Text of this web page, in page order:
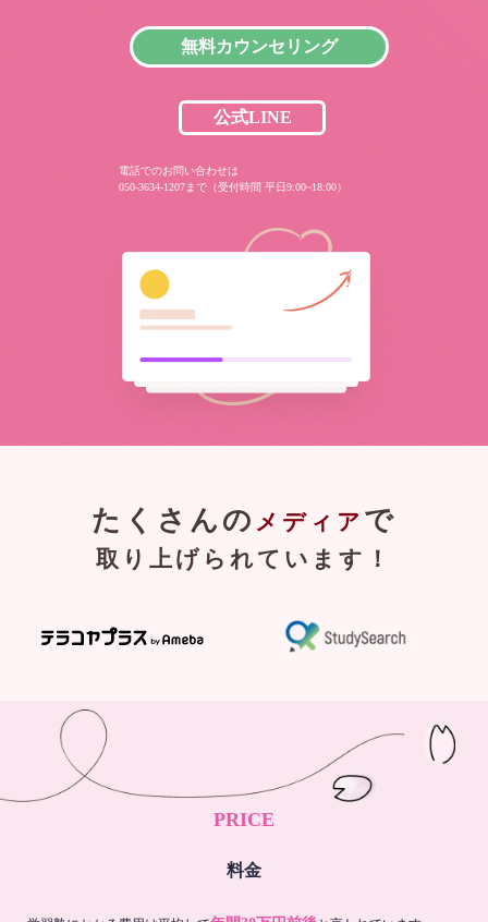
無料カウンセリング
公式LINE
電話でのお問い合わせは
050-3634-1207まで（受付時間 平日9:00~18:00）
たくさんの メディア で
取り上げられています！
PRICE
料金